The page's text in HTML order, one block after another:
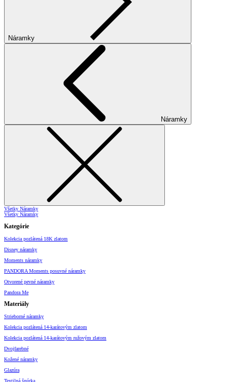
Náramky
Náramky
Všetky Náramky
Všetky Náramky
Kategórie
Kolekcia pozlátená 18K zlatom
Disney náramky
Moments náramky
PANDORA Moments posuvné náramky
Otvorené pevné náramky
Pandora Me
Materiály
Strieborné náramky
Kolekcia pozlátená 14-karátovým zlatom
Kolekcia pozlátená 14-karátovým ružovým zlatom
Dvojfarebné
Kožené náramky
Glazúra
Textilná šnúrka